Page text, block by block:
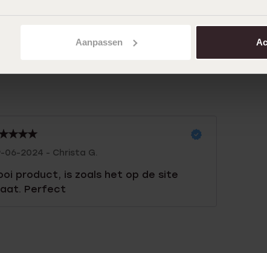
Aanpassen
06-2024 - Christa G.
product, is zoals het op de site
Perfect